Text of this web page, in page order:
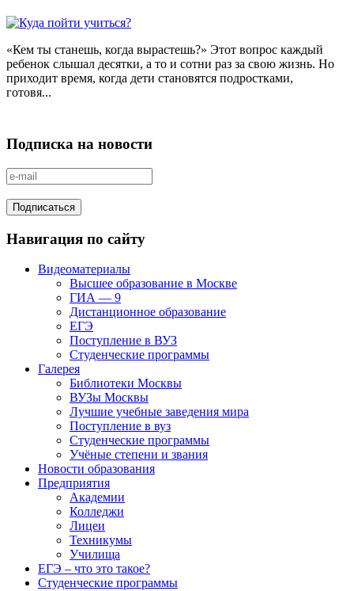
«Кем ты станешь, когда вырастешь?» Этот вопрос каждый
ребенок слышал десятки, а то и сотни раз за свою жизнь. Но
приходит время, когда дети становятся подростками,
готовя...
Подписка на новости
Навигация по сайту
Видеоматериалы
Высшее образование в Москве
ГИА — 9
Дистанционное образование
ЕГЭ
Поступление в ВУЗ
Студенческие программы
Галерея
Библиотеки Москвы
ВУЗы Москвы
Лучшие учебные заведения мира
Поступление в вуз
Студенческие программы
Учёные степени и звания
Новости образования
Предприятия
Академии
Колледжи
Лицеи
Техникумы
Училища
ЕГЭ – что это такое?
Студенческие программы